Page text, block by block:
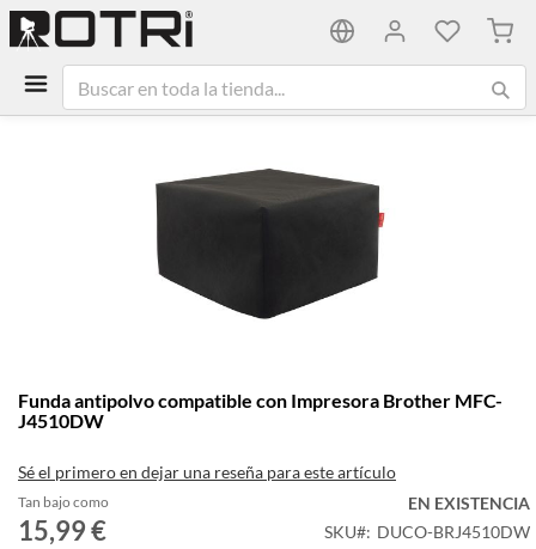
Mi
al
comienzo
la
galería
de
Funda antipolvo compatible con Impresora Brother MFC-
J4510DW
Sé el primero en dejar una reseña para este artículo
Tan bajo como
15,99 €
EN EXISTENCIA
SKU
DUCO-BRJ4510DW